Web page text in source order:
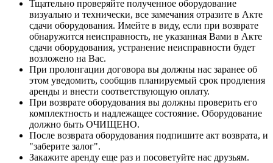
Тщательно проверяйте полученное оборудование
визуально и технически, все замечания отразите в Акте
сдачи оборудования. Имейте в виду, если при возврате
обнаружится неисправность, не указанная Вами в Акте
сдачи оборудования, устранение неисправности будет
возложено на Вас.
При пролонгации договора вы должны нас заранее об
этом уведомить, сообщив планируемый срок продления
аренды и внести соответствующую оплату.
При возврате оборудования вы должны проверить его
комплектность и надлежащее состояние. Оборудование
должно быть ОЧИЩЕНО.
После возврата оборудования подпишите акт возврата, и
"заберите залог".
Закажите аренду еще раз и посоветуйте нас друзьям.